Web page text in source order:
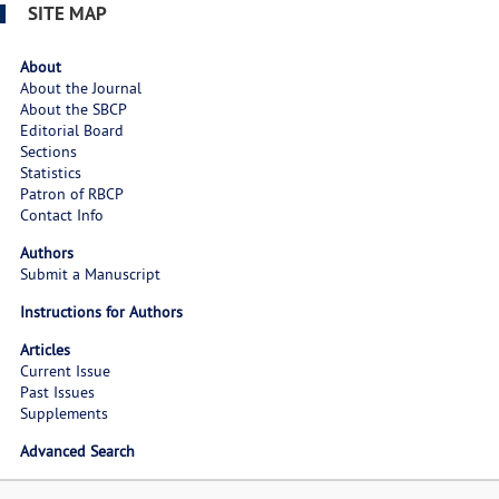
SITE MAP
About
About the Journal
About the SBCP
Editorial Board
Sections
Statistics
Patron of RBCP
Contact Info
Authors
Submit a Manuscript
Instructions for Authors
Articles
Current Issue
Past Issues
Supplements
Advanced Search